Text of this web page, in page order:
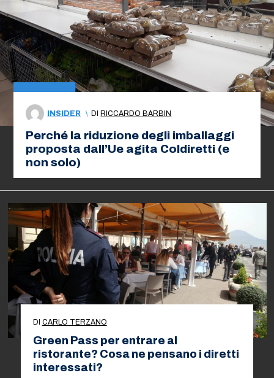
INSIDER \ DI RICCARDO BARBIN
Perché la riduzione degli imballaggi
proposta dall’Ue agita Coldiretti (e
non solo)
DI CARLO TERZANO
Green Pass per entrare al
ristorante? Cosa ne pensano i diretti
interessati?